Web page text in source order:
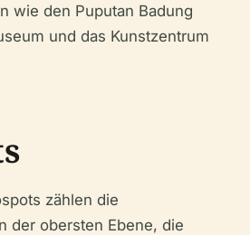
wie den Puputan Badung
und das Kunstzentrum
zählen die
der obersten Ebene, die